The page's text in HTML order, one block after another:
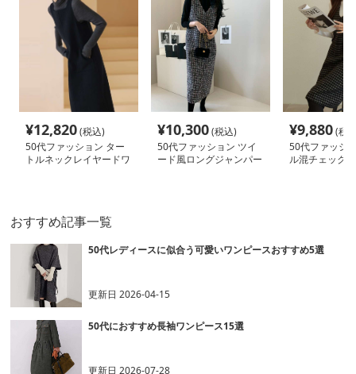
¥12,820(税込)
50代ファッション ター
トルネックレイヤードワ
¥10,300(税込)
50代ファッション ツイ
ード風ロングジャンパー
¥9,880(税
50代ファッシ
ル混チェック
おすすめ記事一覧
50代レディースに似合う可愛いワンピースおすすめ5選
更新日2026-04-15
50代におすすめ長袖ワンピース15選
更新日2026-07-28